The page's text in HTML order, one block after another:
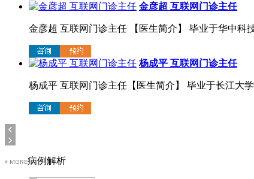
金彦超 互联网门诊主任
金彦超 互联网门诊主任 【医生简介】 毕业于华中科
杨成平 互联网门诊主任
杨成平 互联网门诊主任【医生简介】 毕业于长江大
病例解析